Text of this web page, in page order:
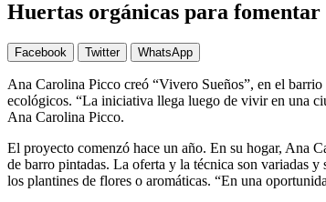
Huertas orgánicas para fomentar
Facebook Twitter WhatsApp
Ana Carolina Picco creó “Vivero Sueños”, en el
ecológicos. “La iniciativa llega luego de vivir en una
Ana Carolina Picco.
El proyecto comenzó hace un año. En su hogar, Ana
de barro pintadas. La oferta y la técnica son variadas y
los plantines de flores o aromáticas. “En una